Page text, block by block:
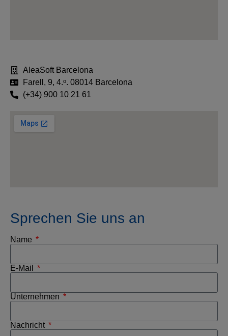
AleaSoft Barcelona
Farell, 9, 4.ᵒ. 08014 Barcelona
(+34) 900 10 21 61
Sprechen Sie uns an
Name
E-Mail
Unternehmen
Nachricht